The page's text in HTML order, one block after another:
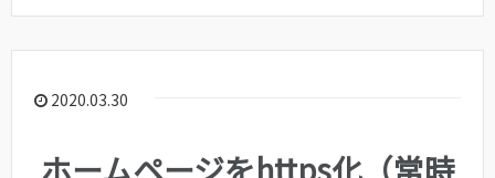
2020.03.30
ホームページをhttps化（常時